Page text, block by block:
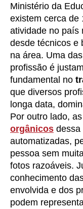
Ministério da
existem cerca de
atividade no país
desde técnicos e
na área. Uma
profissão é
fundamental no
que diversos
longa data,
Por outro lado, as
orgânicos dessa
automatizadas,
pessoa sem
fotos razoáveis.
conhecimento
envolvida e dos
podem